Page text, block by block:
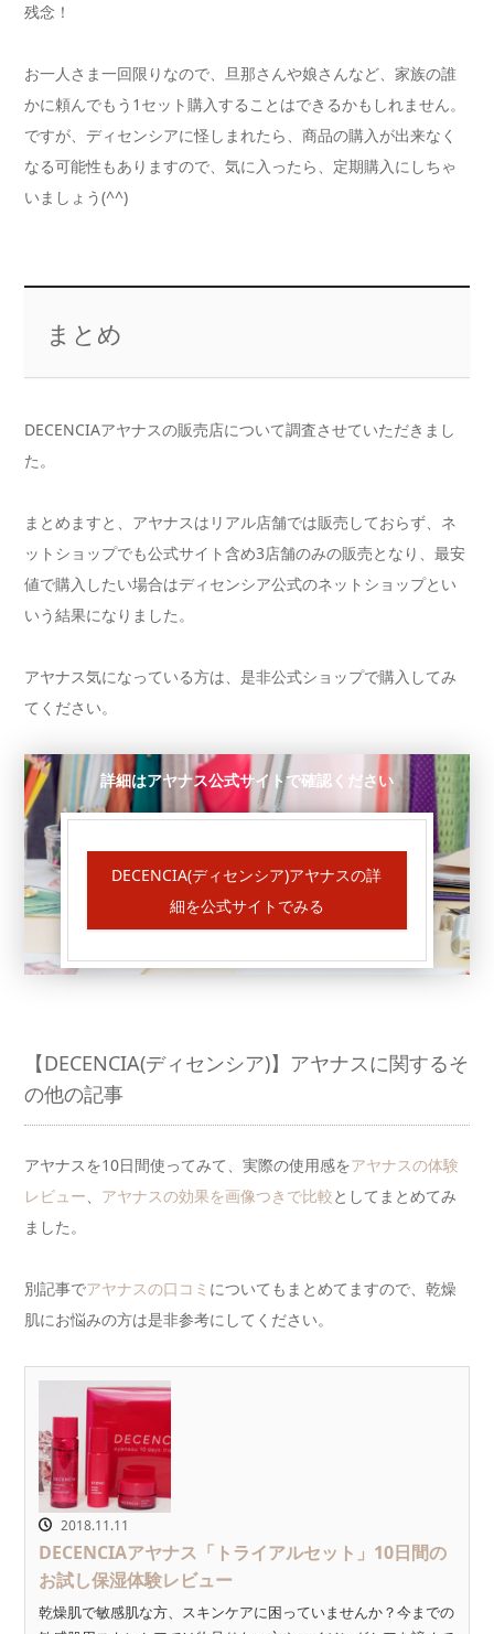
残念！
お一人さま一回限りなので、旦那さんや娘さんなど、家族の誰
かに頼んでもう1セット購入することはできるかもしれません。
ですが、ディセンシアに怪しまれたら、商品の購入が出来なく
なる可能性もありますので、気に入ったら、定期購入にしちゃ
いましょう(^^)
まとめ
DECENCIAアヤナスの販売店について調査させていただきまし
た。
まとめますと、アヤナスはリアル店舗では販売しておらず、ネ
ットショップでも公式サイト含め3店舗のみの販売となり、最安
値で購入したい場合はディセンシア公式のネットショップとい
いう結果になりました。
アヤナス気になっている方は、是非公式ショップで購入してみ
てください。
詳細はアヤナス公式サイトで確認ください
DECENCIA(ディセンシア)アヤナスの詳
細を公式サイトでみる
【DECENCIA(ディセンシア)】アヤナスに関するそ
の他の記事
アヤナスを10日間使ってみて、実際の使用感をアヤナスの体験
レビュー、 アヤナスの効果を画像つきで比較としてまとめてみ
ました。
別記事でアヤナスの口コミ についてもまとめてますので、乾燥
肌にお悩みの方は是非参考にしてください。
2018.11.11
DECENCIAアヤナス「トライアルセット」10日間の
お試し保湿体験レビュー
乾燥肌で敏感肌な方、スキンケアに困っていませんか？今までの